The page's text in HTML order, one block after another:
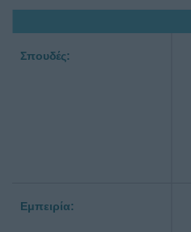
Σπουδές:
Εμπειρία: